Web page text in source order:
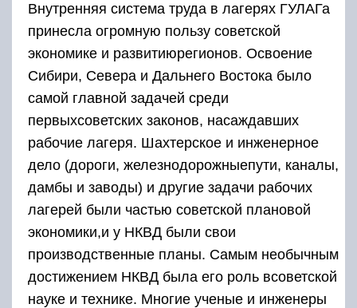
Внутренняя система труда в лагерях ГУЛАГа
принесла огромную пользу советской
экономике и развитиюрегионов. Освоение
Сибири, Севера и Дальнего Востока было
самой главной задачей среди
первыхсоветских законов, насаждавших
рабочие лагеря. Шахтерское и инженерное
дело (дороги, железнодорожныепути, каналы,
дамбы и заводы) и другие задачи рабочих
лагерей были частью советской плановой
экономики,и у НКВД были свои
производственные планы. Самым необычным
достижением НКВД была его роль всоветской
науке и технике. Многие ученые и инженеры